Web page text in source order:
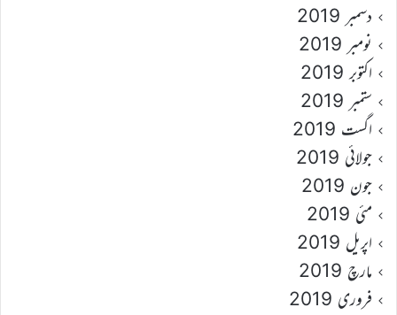
دسمبر 2019
نومبر 2019
اکتوبر 2019
ستمبر 2019
اگست 2019
جولائی 2019
جون 2019
مئی 2019
اپریل 2019
مارچ 2019
فروری 2019